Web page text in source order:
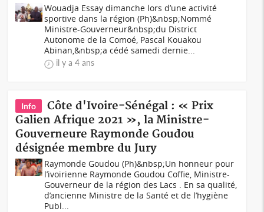
Wouadja Essay dimanche lors d’une activité
sportive dans la région (Ph)&nbsp;Nommé
Ministre-Gouverneur&nbsp;du District
Autonome de la Comoé, Pascal Kouakou
Abinan,&nbsp;a cédé samedi dernie...
il y a 4 ans
Info
Côte d'Ivoire-Sénégal : « Prix
Galien Afrique 2021 », la Ministre-
Gouverneure Raymonde Goudou
désignée membre du Jury
Raymonde Goudou (Ph)&nbsp;Un honneur pour
l’ivoirienne Raymonde Goudou Coffie, Ministre-
Gouverneur de la région des Lacs . En sa qualité,
d’ancienne Ministre de la Santé et de l’hygiène
Publ...